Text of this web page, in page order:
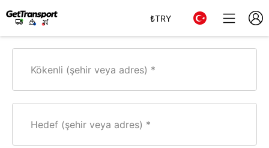
₺TRY
Kökenli (şehir veya adres)
Hedef (şehir veya adres)